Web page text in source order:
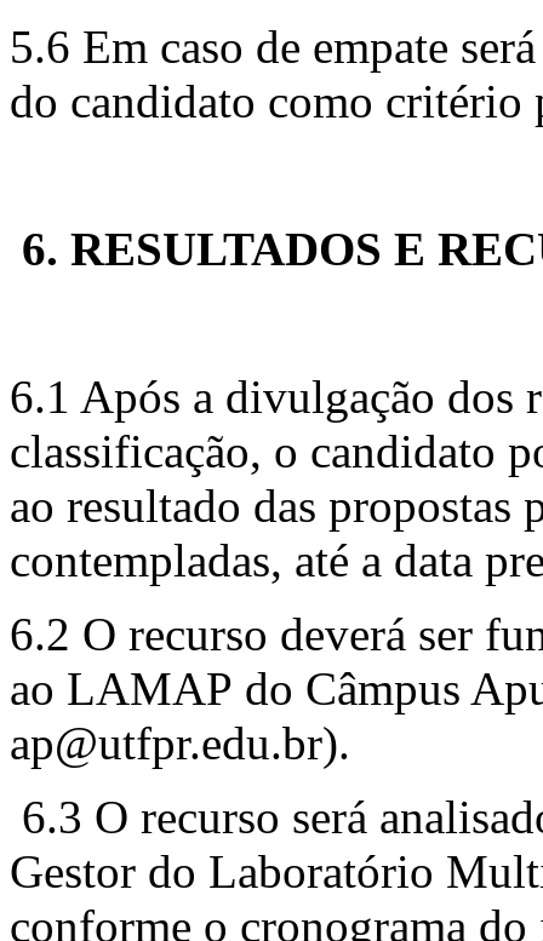
5.6 Em caso de empate
do candidato como critério
6. RESULTADOS E
6.1 Após a divulgação dos
classificação, o candidato
ao resultado das propostas
contempladas, até a data
6.2 O recurso deverá ser
ao LAMAP do Câmpus
ap@utfpr.edu.br).
6.3 O recurso será
Gestor do Laboratório
conforme o cronograma